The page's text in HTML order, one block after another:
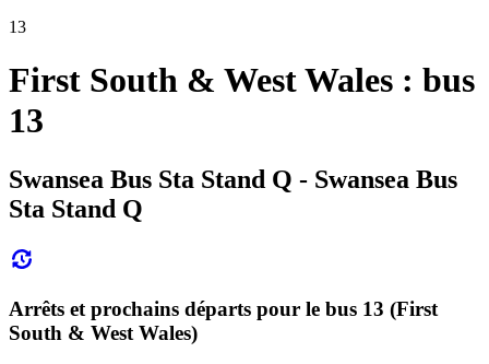
13
First South & West Wales : bus
13
Swansea Bus Sta Stand Q - Swansea Bus
Sta Stand Q
Arrêts et prochains départs pour le bus 13 (First
South & West Wales)